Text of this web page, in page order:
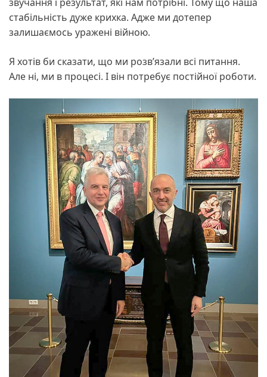
стабільність дуже крихка. Адже ми дотепер
залишаємось уражені війною.
Я хотів би сказати, що ми розв’язали всі питання.
Але ні, ми в процесі. І він потребує постійної роботи.